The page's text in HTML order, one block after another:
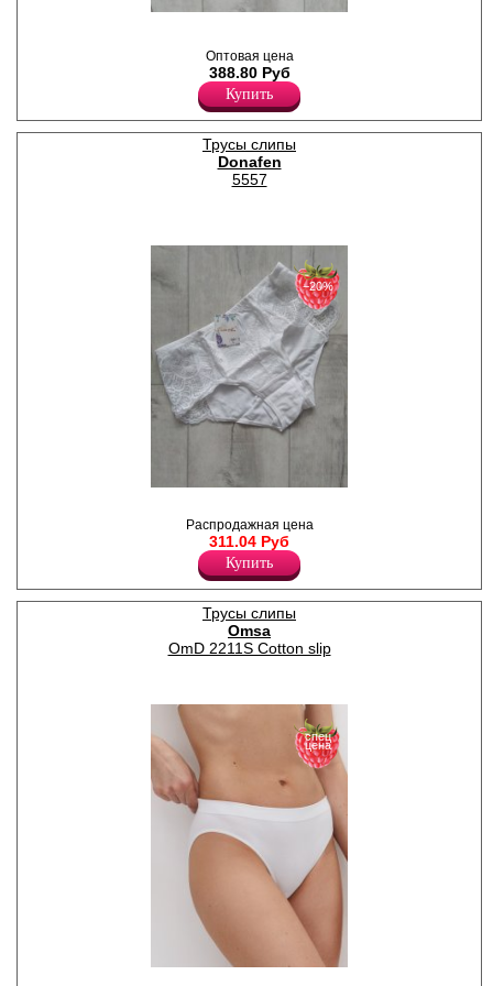
кружевными вставками,
высокой линией талии,
гигиеничной ластовицей.
Лайкра 10%
Хлопок 55%
Нейлон 35%
Оптовая цена
388.80 Руб
Купить
Трусы слипы
Donafen
5557
полотна с кружевными
вставками, средней линией
талии, гигиеничной х/б
ластовицей.
Лайкра 10%
Хлопок 55%
Нейлон 35%
−20%
Распродажная цена
311.04 Руб
Купить
Трусы слипы
Omsa
OmD 2211S Cotton slip
спец
цена